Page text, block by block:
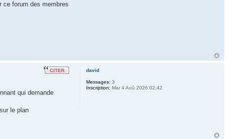
ce forum des membres
qui demande
le plan
david
Messages: 3
Inscription: Mar 4 Aoû 2026 02:42